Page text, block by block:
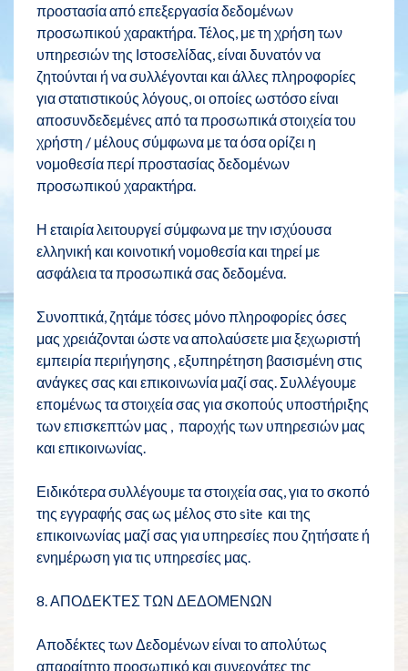
προστασία από επεξεργασία δεδομένων
προσωπικού χαρακτήρα. Τέλος, με τη χρήση των
υπηρεσιών της Ιστοσελίδας, είναι δυνατόν να
ζητούνται ή να συλλέγονται και άλλες πληροφορίες
για στατιστικούς λόγους, οι οποίες ωστόσο είναι
αποσυνδεδεμένες από τα προσωπικά στοιχεία του
χρήστη / μέλους σύμφωνα με τα όσα ορίζει η
νομοθεσία περί προστασίας δεδομένων
προσωπικού χαρακτήρα.
Η εταιρία λειτουργεί σύμφωνα με την ισχύουσα
ελληνική και κοινοτική νομοθεσία και τηρεί με
ασφάλεια τα προσωπικά σας δεδομένα.
Συνοπτικά, ζητάμε τόσες μόνο πληροφορίες όσες
μας χρειάζονται ώστε να απολαύσετε μια ξεχωριστή
εμπειρία περιήγησης , εξυπηρέτηση βασισμένη στις
ανάγκες σας και επικοινωνία μαζί σας. Συλλέγουμε
επομένως τα στοιχεία σας για σκοπούς υποστήριξης
των επισκεπτών μας , παροχής των υπηρεσιών μας
και επικοινωνίας.
Ειδικότερα συλλέγουμε τα στοιχεία σας, για το σκοπό
της εγγραφής σας ως μέλος στο site και της
επικοινωνίας μαζί σας για υπηρεσίες που ζητήσατε ή
ενημέρωση για τις υπηρεσίες μας.
8. ΑΠΟΔΕΚΤΕΣ ΤΩΝ ΔΕΔΟΜΕΝΩΝ
Αποδέκτες των Δεδομένων είναι το απολύτως
απαραίτητο προσωπικό και συνεργάτες της